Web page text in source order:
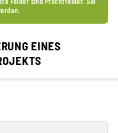
EINES